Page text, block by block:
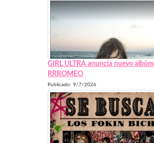
GIRL ULTRA anuncia nuevo albúm
RRROMEO
Publicado: 9/7/2026